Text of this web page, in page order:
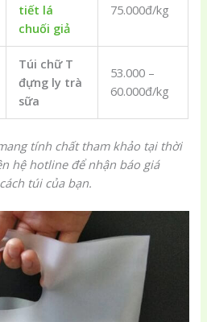
tiết lá
chuối giả
75.000đ/kg
Túi chữ T
đựng ly trà
sữa
53.000 –
60.000đ/kg
tính chất tham khảo tại thời
hệ hotline để nhận báo giá
túi của bạn.